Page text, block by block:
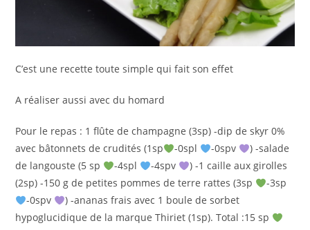
C’est une recette toute simple qui fait son effet
A réaliser aussi avec du homard
Pour le repas : 1 flûte de champagne (3sp) -dip de skyr 0%
avec bâtonnets de crudités (1sp
-0spl -0spv
) -salade
de langouste (5 sp
-4spl -4spv
) -1 caille aux girolles
(2sp) -150 g de petites pommes de terre rattes (3sp
-3sp
-0spv
) -ananas frais avec 1 boule de sorbet
hypoglucidique de la marque Thiriet (1sp). Total :15 sp